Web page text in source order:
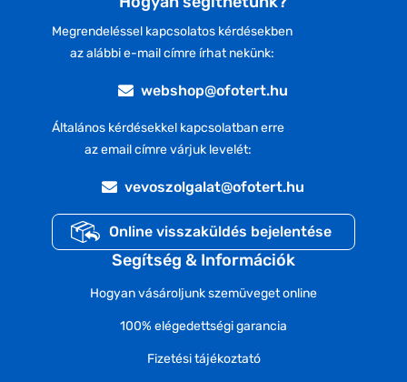
Megrendeléssel kapcsolatos kérdésekben
az alábbi e-mail címre írhat nekünk:
webshop@ofotert.hu
Általános kérdésekkel kapcsolatban erre
az email címre várjuk levelét:
vevoszolgalat@ofotert.hu
Online visszaküldés bejelentése
Segítség & Információk
Hogyan vásároljunk szemüveget online
100% elégedettségi garancia
Fizetési tájékoztató